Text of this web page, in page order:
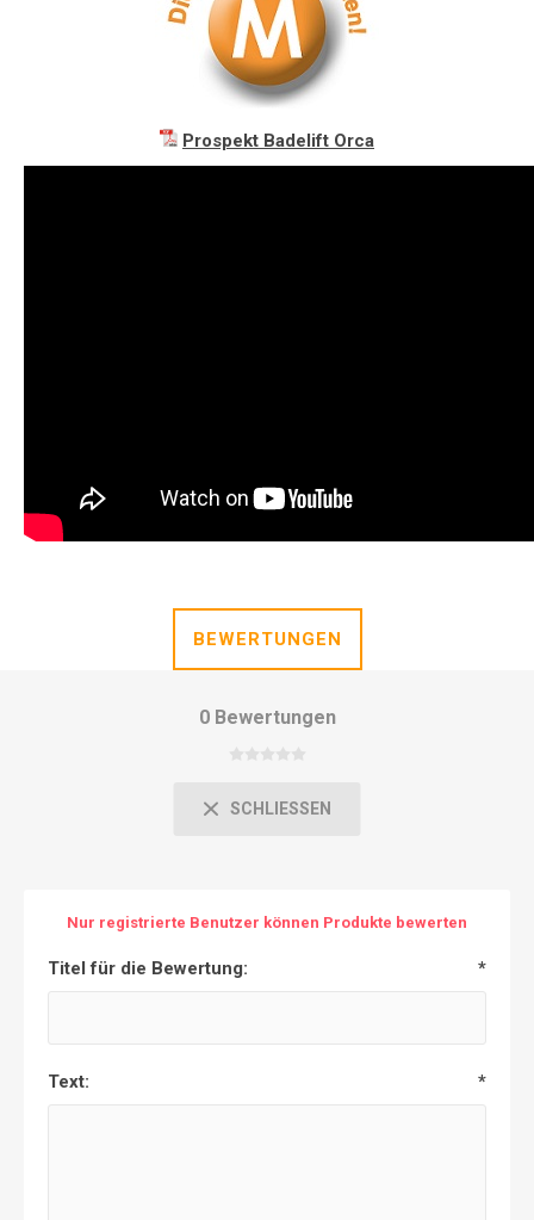
Prospekt Badelift Orca
BEWERTUNGEN
0 Bewertungen
SCHLIESSEN
Nur registrierte Benutzer können Produkte bewerten
Titel für die Bewertung: *
Text: *